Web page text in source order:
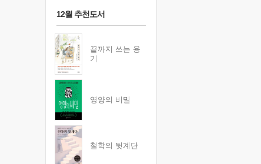
12월 추천도서
끝까지 쓰는 용
기
영양의 비밀
철학의 뒷계단